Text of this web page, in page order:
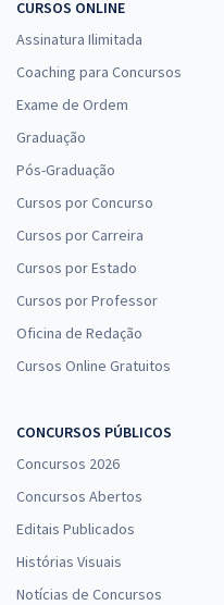
CURSOS ONLINE
Assinatura Ilimitada
Coaching para Concursos
Exame de Ordem
Graduação
Pós-Graduação
Cursos por Concurso
Cursos por Carreira
Cursos por Estado
Cursos por Professor
Oficina de Redação
Cursos Online Gratuitos
CONCURSOS PÚBLICOS
Concursos 2026
Concursos Abertos
Editais Publicados
Histórias Visuais
Notícias de Concursos